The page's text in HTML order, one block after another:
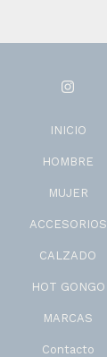
INICIO
HOMBRE
MUJER
ACCESORIOS
CALZADO
HOT GONGO
MARCAS
Contacto